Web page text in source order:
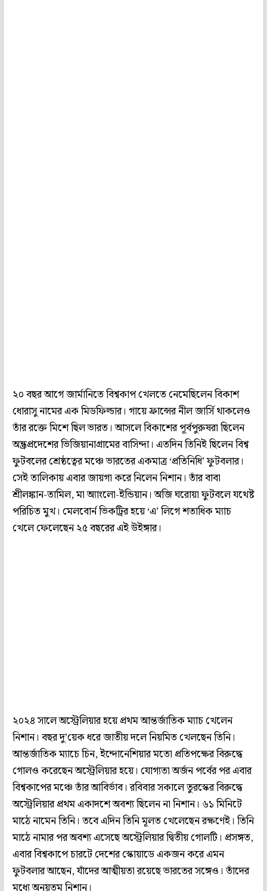
২০ বছর আগে জার্মানিতে বিশ্বকাপ খেলতে নেমেছিলেন বিকাশ
ধোরাসু নামের এক মিডফিল্ডার। গায়ে ফ্রান্সের নীল জার্সি থাকলেও
তাঁর রক্তে মিশে ছিল ভারত। আসলে বিকাশের পূর্বপুরুষরা ছিলেন
অন্ধ্রপ্রদেশের ভিজিয়ানাগ্রামের বাসিন্দা। এতদিন তিনিই ছিলেন বিশ্ব
ফুটবলের শ্রেষ্ঠত্বের মঞ্চে ভারতের একমাত্র ‘প্রতিনিধি’ ফুটবলার।
সেই তালিকায় এবার জায়গা করে নিলেন নিশান। তাঁর বাবা
শ্রীলঙ্কান-তামিল, মা অ্যাংলো-ইন্ডিয়ান। অজি ঘরোয়া ফুটবলে যথেষ্ট
পরিচিত মুখ। মেলবোর্ন ভিকট্রির হয়ে ‘এ’ লিগে শতাধিক ম্যাচ
খেলে ফেলেছেন ২৫ বছরের এই উইঙ্গার।
২০২৪ সালে অস্ট্রেলিয়ার হয়ে প্রথম আন্তর্জাতিক ম্যাচ খেলেন
নিশান। বছর দু’য়েক ধরে জাতীয় দলে নিয়মিত খেলছেন তিনি।
আন্তর্জাতিক ম্যাচে চিন, ইন্দোনেশিয়ার মতো প্রতিপক্ষের বিরুদ্ধে
গোলও করেছেন অস্ট্রেলিয়ার হয়ে। যোগ্যতা অর্জন পর্বের পর এবার
বিশ্বকাপের মঞ্চে তাঁর আবির্ভাব। রবিবার সকালে তুরস্কের বিরুদ্ধে
অস্ট্রেলিয়ার প্রথম একাদশে অবশ্য ছিলেন না নিশান। ৬১ মিনিটে
মাঠে নামেন তিনি। তবে এদিন তিনি মূলত খেলেছেন রক্ষণেই। তিনি
মাঠে নামার পর অবশ্য এসেছে অস্ট্রেলিয়ার দ্বিতীয় গোলটি। প্রসঙ্গত,
এবার বিশ্বকাপে চারটে দেশের স্কোয়াডে একজন করে এমন
ফুটবলার আছেন, যাঁদের আত্মীয়তা রয়েছে ভারতের সঙ্গেও। তাঁদের